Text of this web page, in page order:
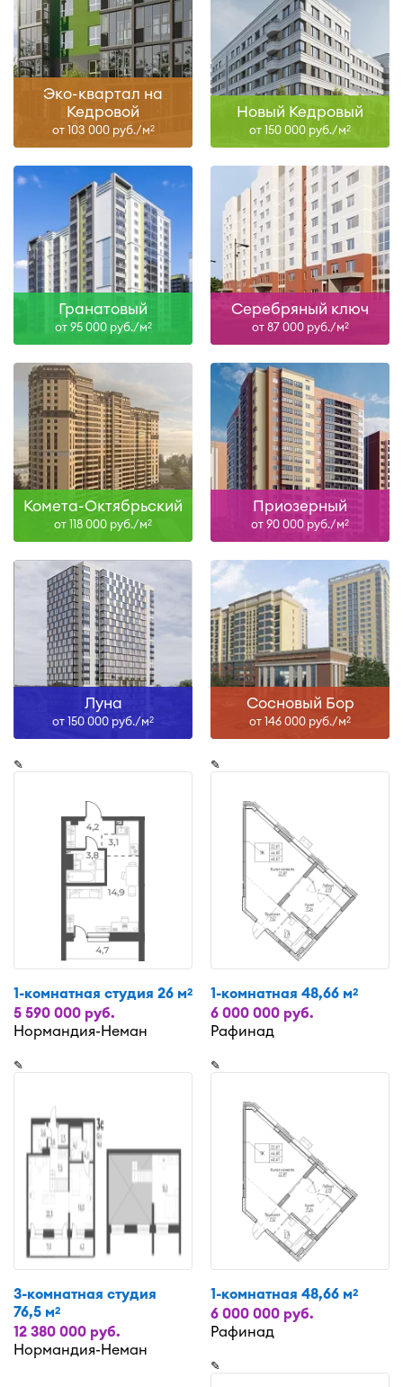
Эко-квартал на
Кедровой
от 103 000 руб./м2
Новый Кедровый
от 150 000 руб./м2
Гранатовый
от 95 000 руб./м2
Серебряный ключ
от 87 000 руб./м2
Комета-Октябрьский
от 118 000 руб./м2
Приозерный
от 90 000 руб./м2
Луна
от 150 000 руб./м2
Сосновый Бор
от 146 000 руб./м2
✎
1-комнатная студия 26 м2
5 590 000 руб.
Нормандия-Неман
✎
1-комнатная 48,66 м2
6 000 000 руб.
Рафинад
✎
3-комнатная студия
76,5 м2
12 380 000 руб.
Нормандия-Неман
✎
1-комнатная 48,66 м2
6 000 000 руб.
Рафинад
✎